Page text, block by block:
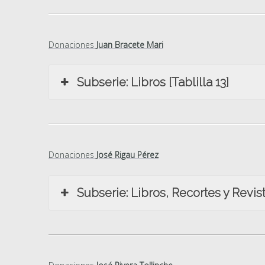
Donaciones Juan Bracete Mari
Subserie: Libros [Tablilla 13]
Donaciones José Rigau Pérez
Subserie: Libros, Recortes y